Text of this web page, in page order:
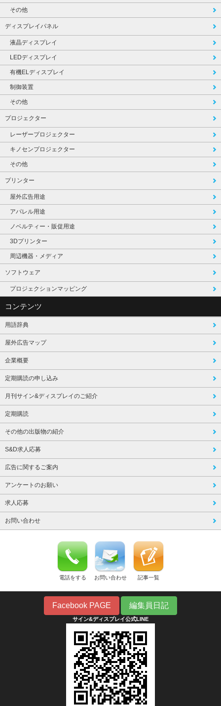
その他
ディスプレイパネル
液晶ディスプレイ
LEDディスプレイ
有機ELディスプレイ
制御装置
その他
プロジェクター
レーザープロジェクター
キノセンプロジェクター
その他
プリンター
屋外広告用途
アパレル用途
ノベルティー・販促用途
3Dプリンター
周辺機器・メディア
ソフトウェア
プロジェクションマッピング
コンテンツ
用語辞典
屋外広告マップ
企業概要
定期購読の申し込み
月刊サイン&ディスプレイのご紹介
定期購読
その他の出版物の紹介
S&D求人応募
広告に関するご案内
アンケートのお願い
求人応募
お問い合わせ
電話をする お問い合わせ 記事一覧
Facebook PAGE 編集員日記
サイン&ディスプレイ公式LINE